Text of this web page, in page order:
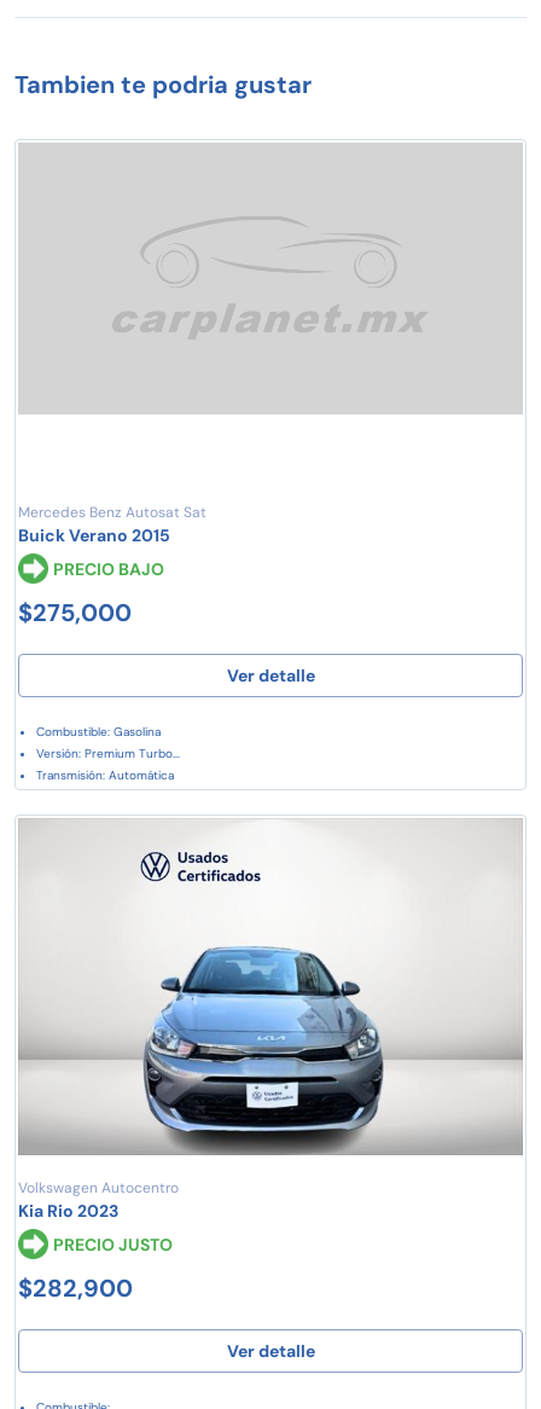
Tambien te podria gustar
Mercedes Benz Autosat Sat
Buick Verano 2015
PRECIO BAJO
$275,000
Ver detalle
Combustible: Gasolina
Versión: Premium Turbo...
Transmisión: Automática
Volkswagen Autocentro
Kia Rio 2023
PRECIO JUSTO
$282,900
Ver detalle